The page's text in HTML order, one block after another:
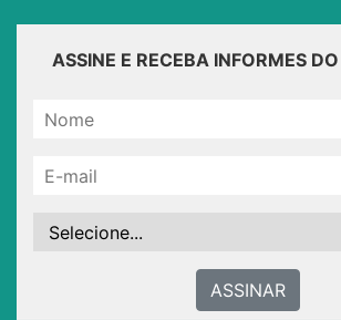
ASSINE E RECEBA INFORMES
ASSINAR